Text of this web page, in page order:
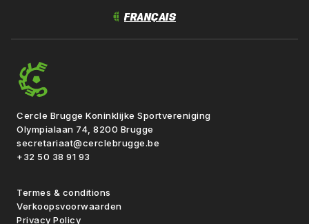
Cercle Brugge Koninklijke Sportvereniging
Olympialaan 74, 8200 Brugge
secretariaat@cerclebrugge.be
+32 50 38 91 93
Termes & conditions
Verkoopsvoorwaarden
Privacy Policy